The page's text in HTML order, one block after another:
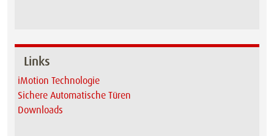
Links
iMotion Technologie
Sichere Automatische Türen
Downloads